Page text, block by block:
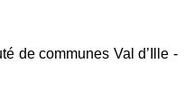
de communes Val d’Ille -